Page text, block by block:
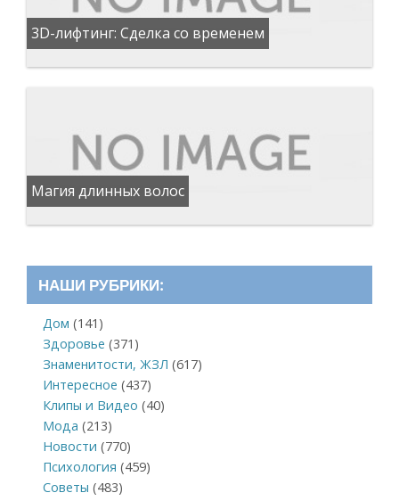
3D-лифтинг: Сделка со временем
Магия длинных волос
НАШИ РУБРИКИ:
Дом (141)
Здоровье (371)
Знаменитости, ЖЗЛ (617)
Интересное (437)
Клипы и Видео (40)
Мода (213)
Новости (770)
Психология (459)
Советы (483)